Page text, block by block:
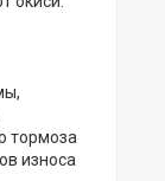
тормоза
износа